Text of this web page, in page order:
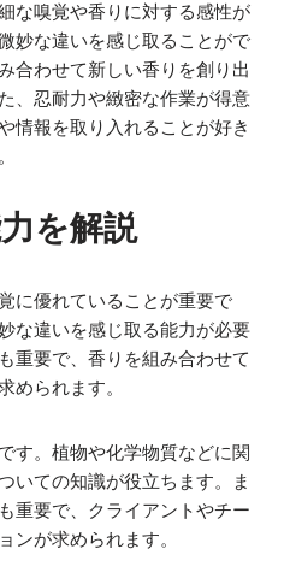
な嗅覚や香りに対する感性が
妙な違いを感じ取ることがで
合わせて新しい香りを創り出
、忍耐力や緻密な作業が得意
情報を取り入れることが好き
を解説
に優れていることが重要で
な違いを感じ取る能力が必要
重要で、香りを組み合わせて
められます。
す。植物や化学物質などに関
いての知識が役立ちます。ま
重要で、クライアントやチー
ンが求められます。